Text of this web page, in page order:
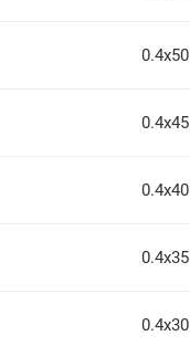
0.4х50
0.4х45
0.4х40
0.4х35
0.4х30